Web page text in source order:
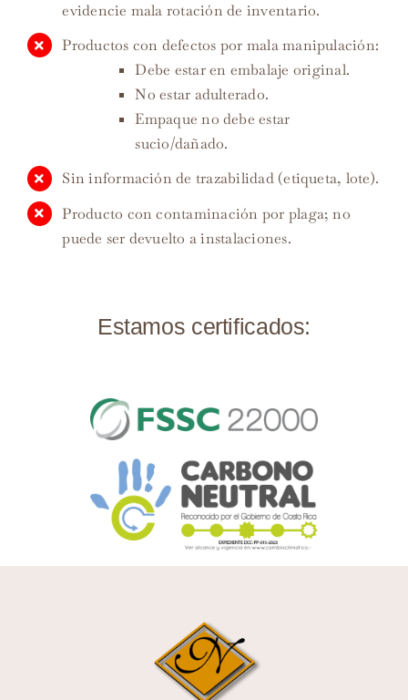
evidencie mala rotación de inventario.
Productos con defectos por mala manipulación:
Debe estar en embalaje original.
No estar adulterado.
Empaque no debe estar
sucio/dañado.
Sin información de trazabilidad (etiqueta, lote).
Producto con contaminación por plaga; no
puede ser devuelto a instalaciones.
Estamos certificados: